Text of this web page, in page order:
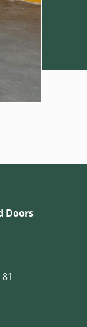
Doors